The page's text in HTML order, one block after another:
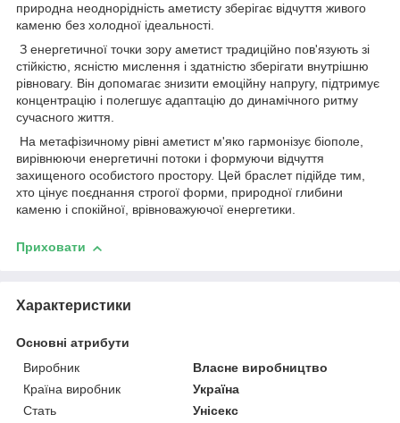
природна неоднорідність аметисту зберігає відчуття живого
каменю без холодної ідеальності.
З енергетичної точки зору аметист традиційно пов'язують зі
стійкістю, ясністю мислення і здатністю зберігати внутрішню
рівновагу. Він допомагає знизити емоційну напругу, підтримує
концентрацію і полегшує адаптацію до динамічного ритму
сучасного життя.
На метафізичному рівні аметист м'яко гармонізує біополе,
вирівнюючи енергетичні потоки і формуючи відчуття
захищеного особистого простору. Цей браслет підійде тим,
хто цінує поєднання строгої форми, природної глибини
каменю і спокійної, врівноважуючої енергетики.
Приховати
Характеристики
Основні атрибути
Виробник
Власне виробництво
Країна виробник
Україна
Стать
Унісекс